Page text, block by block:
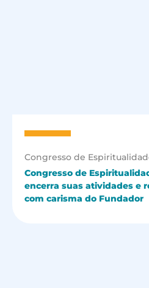
Congresso de
Congresso de
encerra suas atividades e
com carisma do Fundador